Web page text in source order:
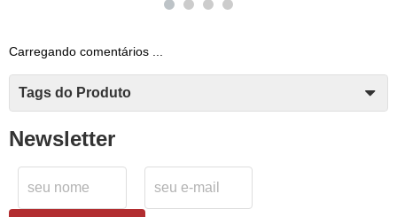
Carregando comentários ...
Tags do Produto
Newsletter